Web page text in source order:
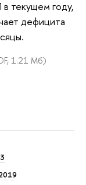
текущем году,
дефицита
1.21 Мб)